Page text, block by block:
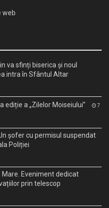
web
va sfinți biserica și noul
intra în Sfântul Altar
ediție a „Zilelor Moiseiului” 7
șofer cu permisul suspendat
Poliției
Eveniment dedicat
prin telescop